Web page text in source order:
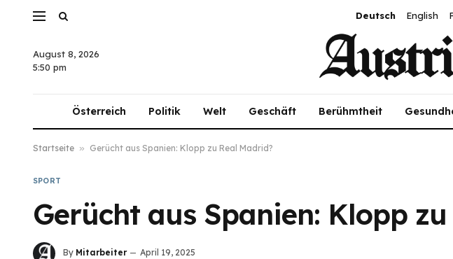
Deutsch English
August 8, 2026
5:50 pm
Österreich Politik Welt Geschäft Berühmtheit
Startseite » Gerücht aus Spanien: Klopp zu Real Madrid?
SPORT
Gerücht aus Spanien: Klopp
By Mitarbeiter April 19, 2025